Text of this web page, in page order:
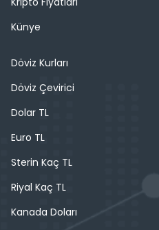
Künye
Döviz Kurları
Döviz Çevirici
Dolar TL
Euro TL
Sterin Kaç TL
Riyal Kaç TL
Kanada Doları